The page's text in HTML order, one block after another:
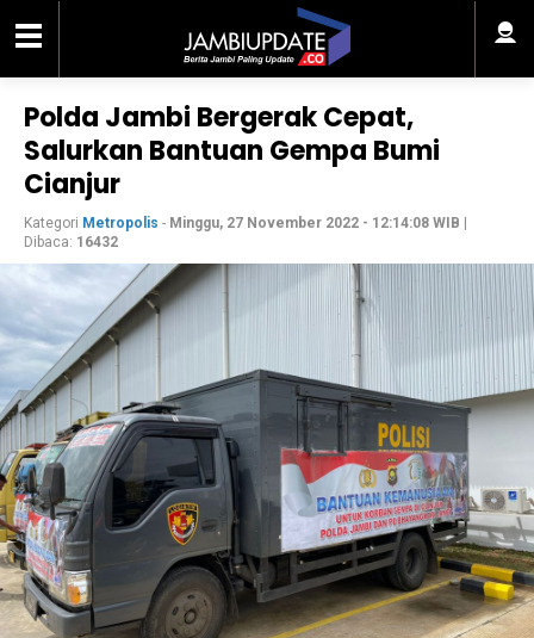
Polda Jambi Bergerak Cepat,
Salurkan Bantuan Gempa Bumi
Cianjur
Kategori Metropolis - Minggu, 27 November 2022 - 12:14:08 WIB
Dibaca: 16432